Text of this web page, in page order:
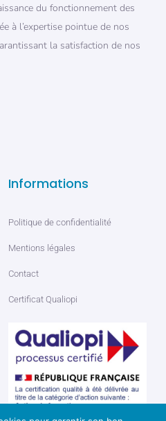
du fonctionnement des
à l’expertise pointue de nos
la satisfaction de nos
Informations
Politique de confidentialité
Mentions légales
Contact
Certificat Qualiopi